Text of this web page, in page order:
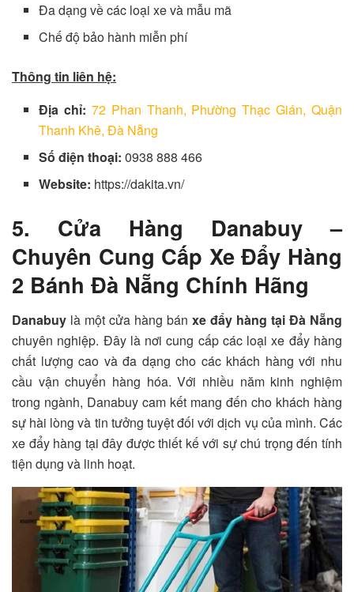
Đa dạng về các loại xe và mẫu mã
Chế độ bảo hành miễn phí
Thông tin liên hệ:
Địa chỉ: 72 Phan Thanh, Phường Thạc Gián, Quận
Thanh Khê, Đà Nẵng
Số điện thoại:0938 888 466
Website: https://dakita.vn/
5. Cửa Hàng Danabuy –
Chuyên Cung Cấp Xe Đẩy Hàng
2 Bánh Đà Nẵng Chính Hãng
Danabuy là một cửa hàng bán xe đẩy hàng tại Đà Nẵng
chuyên nghiệp. Đây là nơi cung cấp các loại xe đẩy hàng
chất lượng cao và đa dạng cho các khách hàng với nhu
cầu vận chuyển hàng hóa. Với nhiều năm kinh nghiệm
trong ngành, Danabuy cam kết mang đến cho khách hàng
sự hài lòng và tin tưởng tuyệt đối với dịch vụ của mình. Các
xe đẩy hàng tại đây được thiết kế với sự chú trọng đến tính
tiện dụng và linh hoạt.